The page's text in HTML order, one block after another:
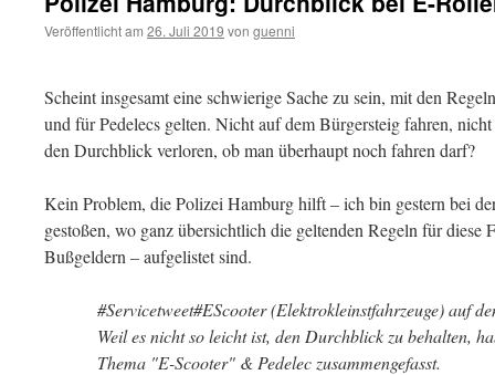
Veröffentlicht am 26. Juli 2019 von guenni
Scheint insgesamt eine schwierige Sache zu sein, mit den
und für Pedelecs gelten. Nicht auf dem Bürgersteig fahren,
den Durchblick verloren, ob man überhaupt noch fahren darf?
Kein Problem, die Polizei Hamburg hilft – ich bin gestern bei
gestoßen, wo ganz übersichtlich die geltenden Regeln für diese
Bußgeldern – aufgelistet sind.
#Servicetweet#EScooter (Elektrokleinstfahrzeuge) auf
Weil es nicht so leicht ist, den Durchblick zu behalten,
Thema "E-Scooter" & Pedelec zusammengefasst.